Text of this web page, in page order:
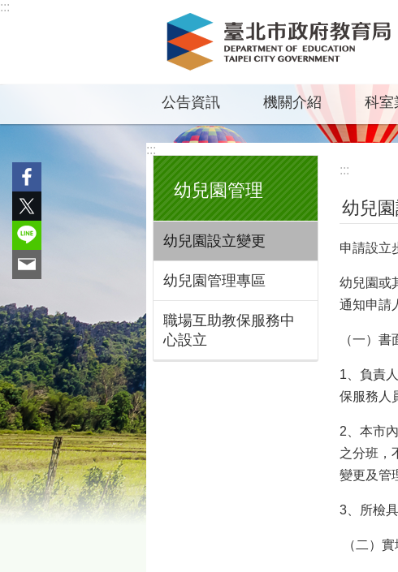
跳到主要內容區塊
:::
公告資訊 機關介紹 科室
:::
幼兒園管理
幼兒園設立變更
幼兒園管理專區
職場互助教保服務中
心設立
:::
幼兒
申請設立
幼兒園或
通知申請
（一）書
1、負責
保服務人
2、本市
之分班，
變更及管
3、所檢
（二）